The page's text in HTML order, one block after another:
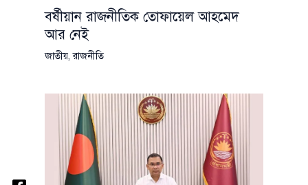
বর্ষীয়ান রাজনীতিক তোফায়েল আহমেদ
আর নেই
জাতীয়,রাজনীতি